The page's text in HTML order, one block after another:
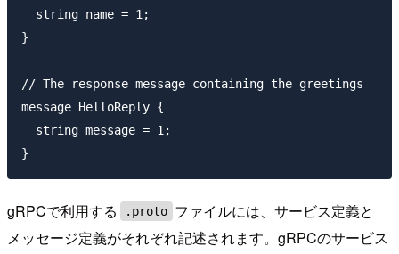
  string name = 1;
}
// The response message containing the greetings
message HelloReply {
  string message = 1;
gRPCで利用する .proto ファイルには、サービス定義と
メッセージ定義がそれぞれ記述されます。gRPCのサービス